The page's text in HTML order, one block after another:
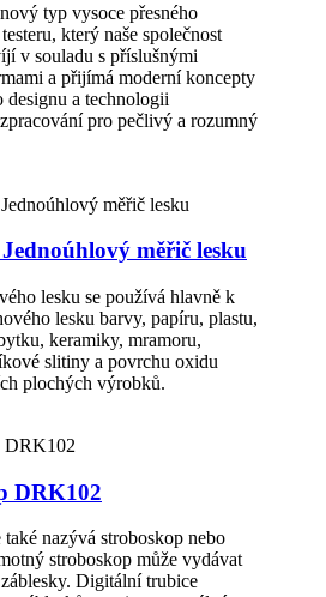
typ vysoce přesného
který naše společnost
v souladu s příslušnými
a přijímá moderní koncepty
designu a technologii
pro pečlivý a rozumný
měřič lesku
lesku se používá hlavně k
lesku barvy, papíru, plastu,
keramiky, mramoru,
slitiny a povrchu oxidu
plochých výrobků.
DRK102
také nazývá stroboskop nebo
stroboskop může vydávat
Digitální trubice